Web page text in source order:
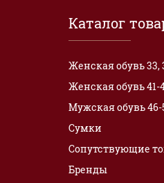
Каталог
Женская обувь 33,
Женская обувь 41-
Мужская обувь 46-
Сумки
Сопутствующие
Бренды